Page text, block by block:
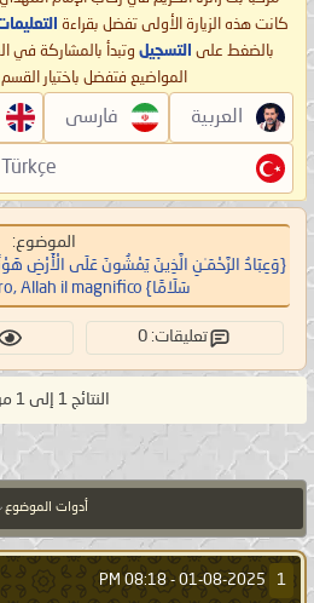
كانت هذه الزيارة الأولى تفضل بقراءة
بالضغط على التسجيل وتبدأ بالمشاركة في
المواضيع فتفضل باختيار
العربية فارسی
Türkçe
الموضوع:
{وَعِبَادُ الرَّحْمَـٰنِ الَّذِينَ يَمْشُونَ عَلَى الْأَرْضِ
سَلَامًا} Ha detto il vero, Allah il magnifico,
تعليقات: 0
النتائج 1 إلى 1 من 1
أدوات الموضوع
1
01-08-2025 -
08:18 PM